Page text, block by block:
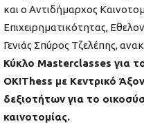
και ο Αντιδήμαρχος
Επιχειρηματικότητας,
Γενιάς Σπύρος Τζελέπης,
Κύκλο Masterclasses για
OK!Thess με Κεντρικό
δεξιοτήτων για το
καινοτομίας.